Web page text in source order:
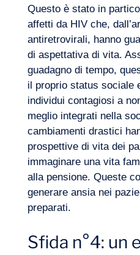
Questo è stato in
affetti da HIV che,
antiretrovirali, hanno
di aspettativa di vita.
guadagno di tempo,
il proprio status sociale
individui contagiosi a
meglio integrati nella
cambiamenti drastici
prospettive di vita dei
immaginare una vita
alla pensione. Queste
generare ansia nei
preparati.
Sfida n°4: un